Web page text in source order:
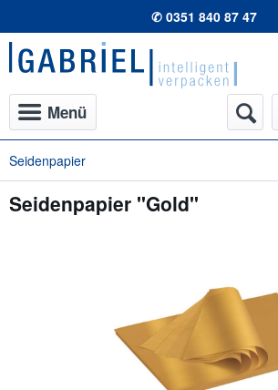
✆ 0351 840 87 47
Menü
Seidenpapier
Seidenpapier "Gold"